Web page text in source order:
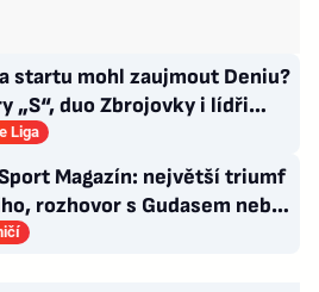
startu mohl zaujmout Deniu?
„S“, duo Zbrojovky i lídři
zástupců
Liga
Magazín: největší triumf
rozhovor s Gudasem nebo